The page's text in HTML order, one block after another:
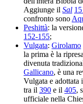
Aggiunge il Sal
confronto sono
Peshittà: la
152-155;
Vulgata: Girolamo
la prima è la
divenuta
Gallicano, è una
Vulgata e adottata
tra il 390 e il 405,
ufficiale nella